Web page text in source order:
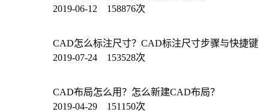
2019-06-12 158876次
CAD怎么标注尺寸？CAD标注尺寸步骤与快捷键
2019-07-24 153528次
CAD布局怎么用？怎么新建CAD布局？
2019-04-29 151150次